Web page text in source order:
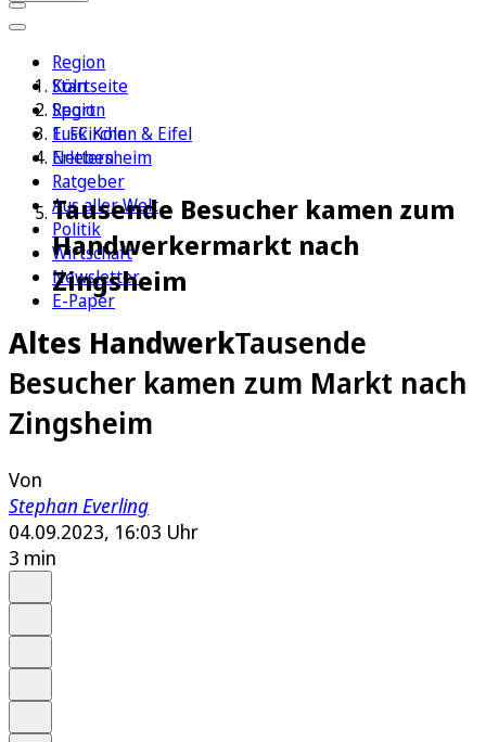
Region
Köln
Sport
1. FC Köln
Erleben
Ratgeber
Aus aller Welt
Politik
Wirtschaft
Newsletter
E-Paper
Startseite
Region
Euskirchen & Eifel
Nettersheim
Tausende Besucher kamen zum
Handwerkermarkt nach
Zingsheim
Altes HandwerkTausende
Besucher kamen zum Markt nach
Zingsheim
Von
Stephan Everling
04.09.2023, 16:03 Uhr
3 min